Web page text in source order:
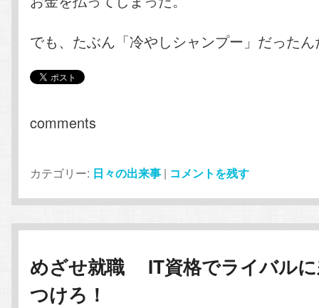
でも、たぶん「冷やしシャンプー」だった
comments
カテゴリー: 日々の出来事 | コメントを残す
めざせ就職 IT資格でライバル
つけろ！